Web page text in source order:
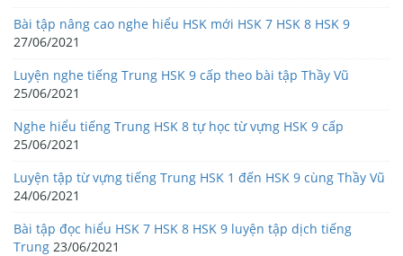
Bài tập nâng cao nghe hiểu HSK mới HSK 7 HSK 8 HSK 9
27/06/2021
Luyện nghe tiếng Trung HSK 9 cấp theo bài tập Thầy Vũ
25/06/2021
Nghe hiểu tiếng Trung HSK 8 tự học từ vựng HSK 9 cấp
25/06/2021
Luyện tập từ vựng tiếng Trung HSK 1 đến HSK 9 cùng Thầy Vũ
24/06/2021
Bài tập đọc hiểu HSK 7 HSK 8 HSK 9 luyện tập dịch tiếng
Trung 23/06/2021